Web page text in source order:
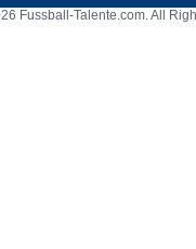
Fussball-Talente.com. All